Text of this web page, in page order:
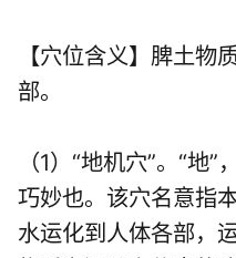
【穴位含义】脾土物
部。
（1）“地机穴”。“地”
巧妙也。该穴名意指
水运化到人体各部，